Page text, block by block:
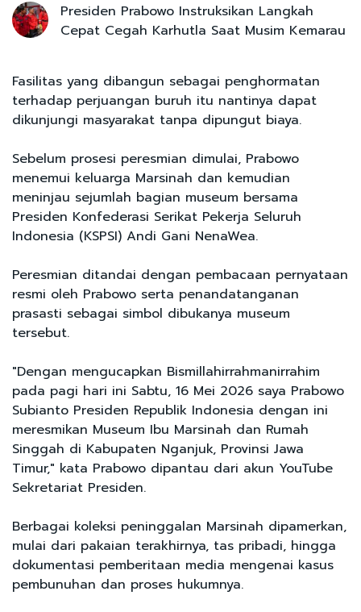
Presiden Prabowo Instruksikan Langkah
Cepat Cegah Karhutla Saat Musim Kemarau
Fasilitas yang dibangun sebagai penghormatan
terhadap perjuangan buruh itu nantinya dapat
dikunjungi masyarakat tanpa dipungut biaya.
Sebelum prosesi peresmian dimulai, Prabowo
menemui keluarga Marsinah dan kemudian
meninjau sejumlah bagian museum bersama
Presiden Konfederasi Serikat Pekerja Seluruh
Indonesia (KSPSI) Andi Gani NenaWea.
Peresmian ditandai dengan pembacaan pernyataan
resmi oleh Prabowo serta penandatanganan
prasasti sebagai simbol dibukanya museum
tersebut.
"Dengan mengucapkan Bismillahirrahmanirrahim
pada pagi hari ini Sabtu, 16 Mei 2026 saya Prabowo
Subianto Presiden Republik Indonesia dengan ini
meresmikan Museum Ibu Marsinah dan Rumah
Singgah di Kabupaten Nganjuk, Provinsi Jawa
Timur," kata Prabowo dipantau dari akun YouTube
Sekretariat Presiden.
Berbagai koleksi peninggalan Marsinah dipamerkan,
mulai dari pakaian terakhirnya, tas pribadi, hingga
dokumentasi pemberitaan media mengenai kasus
pembunuhan dan proses hukumnya.